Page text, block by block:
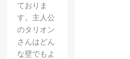
ておりま
す。主人公
のタリオン
さんはどん
な壁でもよ